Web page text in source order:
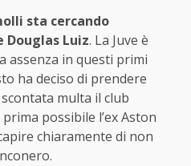
sta cercando
Luiz. La Juve è
assenza in questi primi
ha deciso di prendere
multa il club
possibile l’ex Aston
chiaramente di non